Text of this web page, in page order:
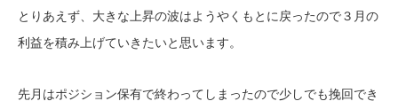
とりあえず、大きな上昇の波はようやくもとに戻ったので３月の
利益を積み上げていきたいと思います。
先月はポジション保有で終わってしまったので少しでも挽回でき